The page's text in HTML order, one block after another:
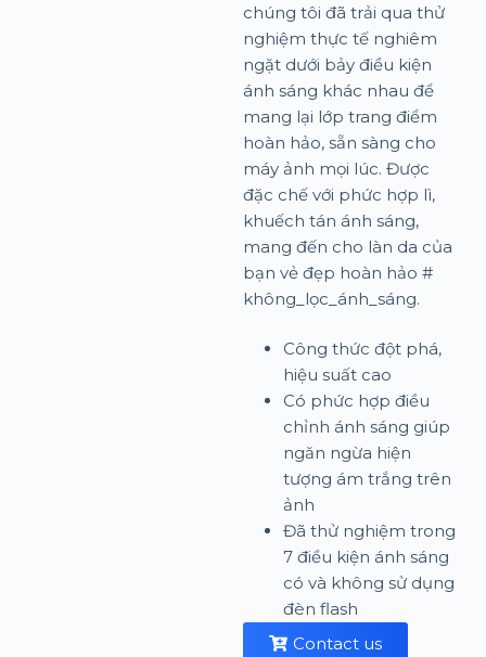
chúng tôi đã trải qua thử
nghiệm thực tế nghiêm
ngặt dưới bảy điều kiện
ánh sáng khác nhau để
mang lại lớp trang điểm
hoàn hảo, sẵn sàng cho
máy ảnh mọi lúc. Được
đặc chế với phức hợp lì,
khuếch tán ánh sáng,
mang đến cho làn da của
bạn vẻ đẹp hoàn hảo #
không_lọc_ánh_sáng.
Công thức đột phá,
hiệu suất cao
Có phức hợp điều
chỉnh ánh sáng giúp
ngăn ngừa hiện
tượng ám trắng trên
ảnh
Đã thử nghiệm trong
7 điều kiện ánh sáng
có và không sử dụng
đèn flash
Contact us